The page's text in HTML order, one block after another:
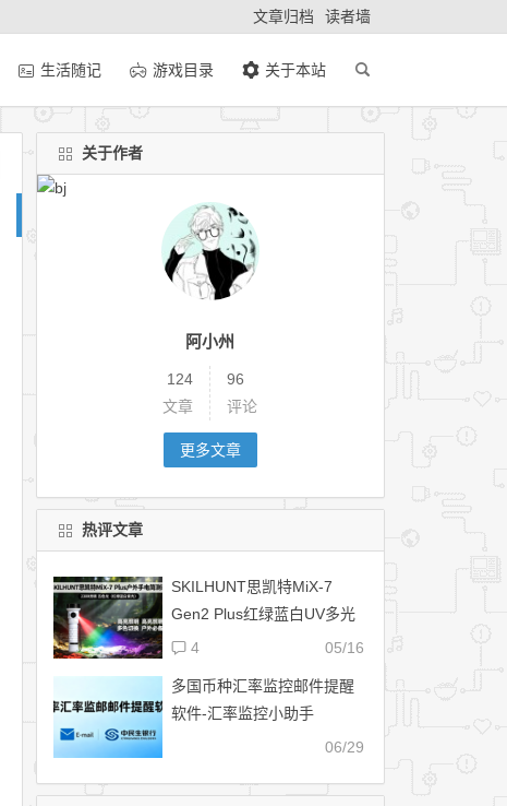
文章归档 读者墙
生活随记 游戏目录 关于本站
关于作者
阿小州
124
文章
96
评论
更多文章
热评文章
SKILHUNT思凯特MiX-7
Gen2 Plus红绿蓝白UV多光
源磁吸充电手电筒
05/16
4
多国币种汇率监控邮件提醒
软件-汇率监控小助手
06/29